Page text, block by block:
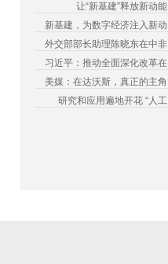
让“新基建”释放新动能
新基建，为数字经济注入新动
外交部部长助理陈晓东在中非
习近平：推动全面深化改革在
美媒：在达沃斯，真正的主角
研究和应用遍地开花 “人工